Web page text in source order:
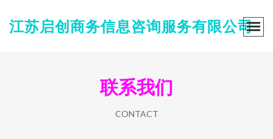
江苏启创商务信息咨询服务有限公司
联系我们
CONTACT